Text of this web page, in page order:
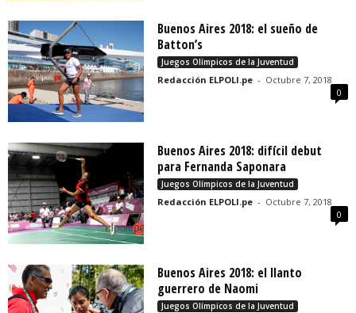
Buenos Aires 2018: el sueño de
Batton’s
Juegos Olímpicos de la Juventud
Redacción ELPOLI.pe - Octubre 7, 2018
0
Buenos Aires 2018: difícil debut
para Fernanda Saponara
Juegos Olímpicos de la Juventud
Redacción ELPOLI.pe - Octubre 7, 2018
0
Buenos Aires 2018: el llanto
guerrero de Naomi
Juegos Olímpicos de la Juventud